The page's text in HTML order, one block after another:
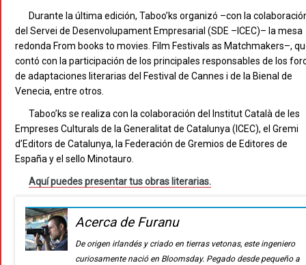
Durante la última edición, Taboo’ks organizó –con la
del Servei de Desenvolupament Empresarial (SDE –ICEC)– la mesa
redonda From books to movies. Film Festivals as Matchmakers–,
contó con la participación de los principales responsables de los
de adaptaciones literarias del Festival de Cannes i de la Bienal de
Venecia, entre otros.
Taboo’ks se realiza con la colaboración del Institut Català de les
Empreses Culturals de la Generalitat de Catalunya (ICEC), el Gremi
d’Editors de Catalunya, la Federación de Gremios de Editores de
España y el sello Minotauro.
Aquí puedes presentar tus obras literarias.
Acerca de Furanu
De origen irlandés y criado en tierras vetonas, este ingeniero
curiosamente nació en Bloomsday. Pegado desde pequeño a